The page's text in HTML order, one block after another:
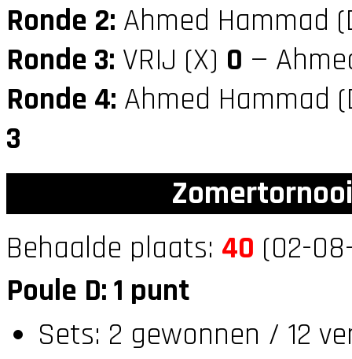
Ronde 2: Ahmed Hammad
Ronde 3: VRIJ (X) 0 —
Ronde 4: Ahmed Hammad
3
Behaalde plaats: 40 (02-
Poule D: 1 punt
Sets: 2 gewonnen / 12